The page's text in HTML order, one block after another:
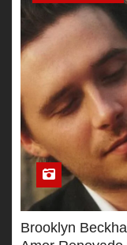
Brooklyn